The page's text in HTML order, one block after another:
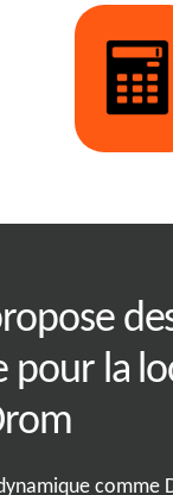
pour la
comme